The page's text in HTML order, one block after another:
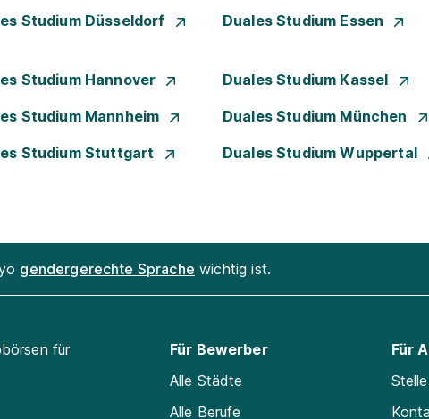
Studium Düsseldorf Duales Studium Essen
Studium Hannover Duales Studium Kassel
Studium Mannheim Duales Studium München
Studium Stuttgart Duales Studium Wuppertal
gendergerechte Sprache wichtig ist.
für
Für Bewerber
Alle Städte
Alle Berufe
Für